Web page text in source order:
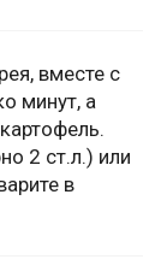
вместе с
минут, а
2 ст.л.) или
в